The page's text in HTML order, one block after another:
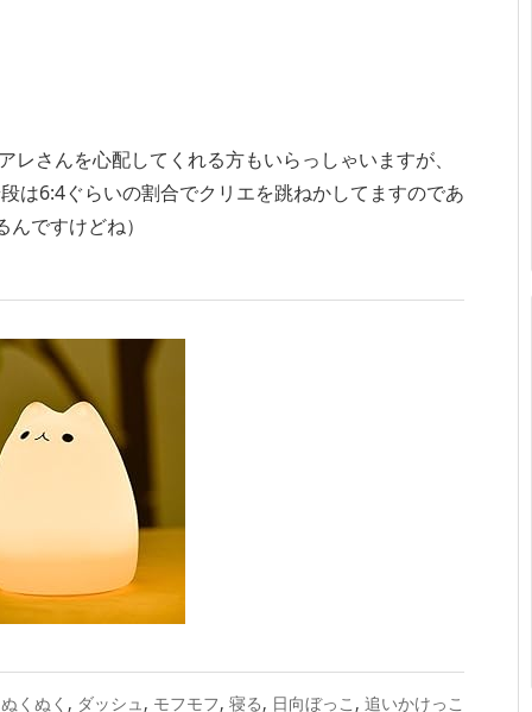
さんを心配してくれる方もいらっしゃいますが、
は6:4ぐらいの割合でクリエを跳ねかしてますのであ
ですけどね）
ぬくぬく , ダッシュ, モフモフ, 寝る, 日向ぼっこ , 追いかけっこ